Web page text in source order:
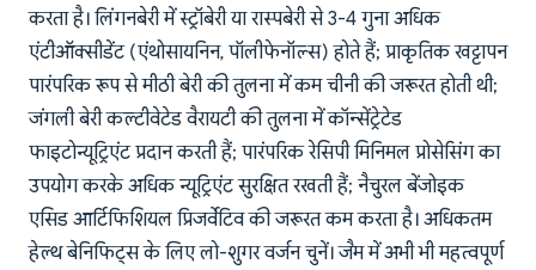
करता है। लिंगनबेरी में स्ट्रॉबेरी या रास्पबेरी से 3-4 गुना अधिक
एंटीऑक्सीडेंट (एंथोसायनिन, पॉलीफेनॉल्स) होते हैं; प्राकृतिक खट्टापन
पारंपरिक रूप से मीठी बेरी की तुलना में कम चीनी की जरूरत होती थी;
जंगली बेरी कल्टीवेटेड वैरायटी की तुलना में कॉन्सेंट्रेटेड
फाइटोन्यूट्रिएंट प्रदान करती हैं; पारंपरिक रेसिपी मिनिमल प्रोसेसिंग का
उपयोग करके अधिक न्यूट्रिएंट सुरक्षित रखती हैं; नैचुरल बेंजोइक
एसिड आर्टिफिशियल प्रिजर्वेटिव की जरूरत कम करता है। अधिकतम
हेल्थ बेनिफिट्स के लिए लो-शुगर वर्जन चुनें। जैम में अभी भी महत्वपूर्ण